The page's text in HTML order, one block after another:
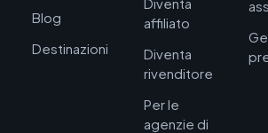
Blog
Destinazioni
affiliato
Diventa
rivenditore
Per le
agenzie di